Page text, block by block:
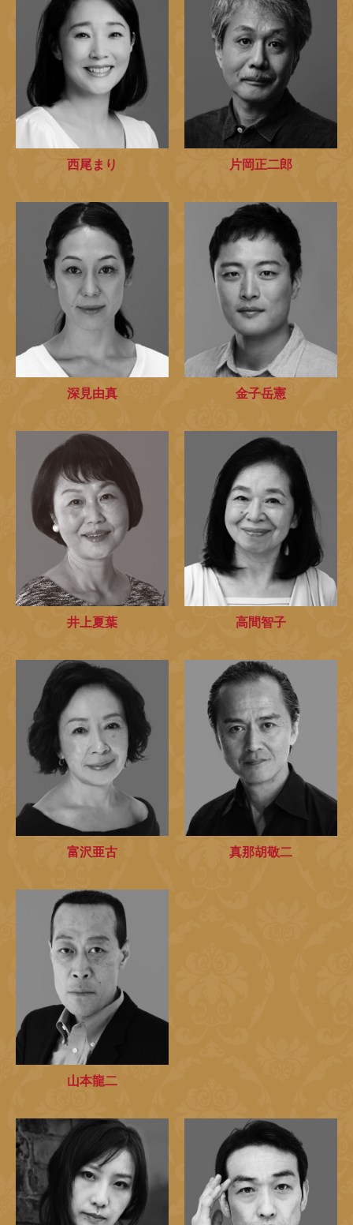
西尾まり 片岡正二郎
深見由真 金子岳憲
井上夏葉 高間智子
富沢亜古 真那胡敬二
山本龍二